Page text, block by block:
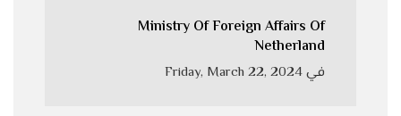
Ministry Of Foreign Affairs Of
Netherland
فيFriday, March 22, 2024